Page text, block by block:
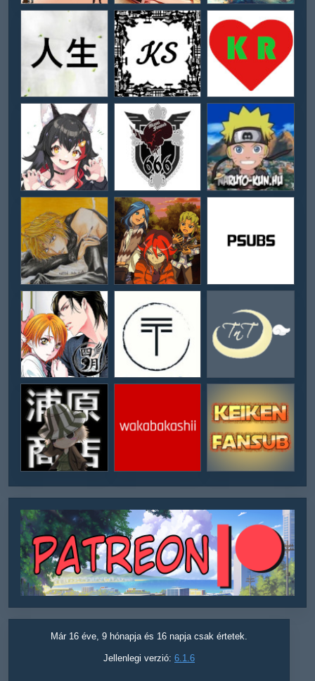
Már 16 éve, 9 hónapja és 16 napja csak értetek.
Jellenlegi verzió: 6.1.6